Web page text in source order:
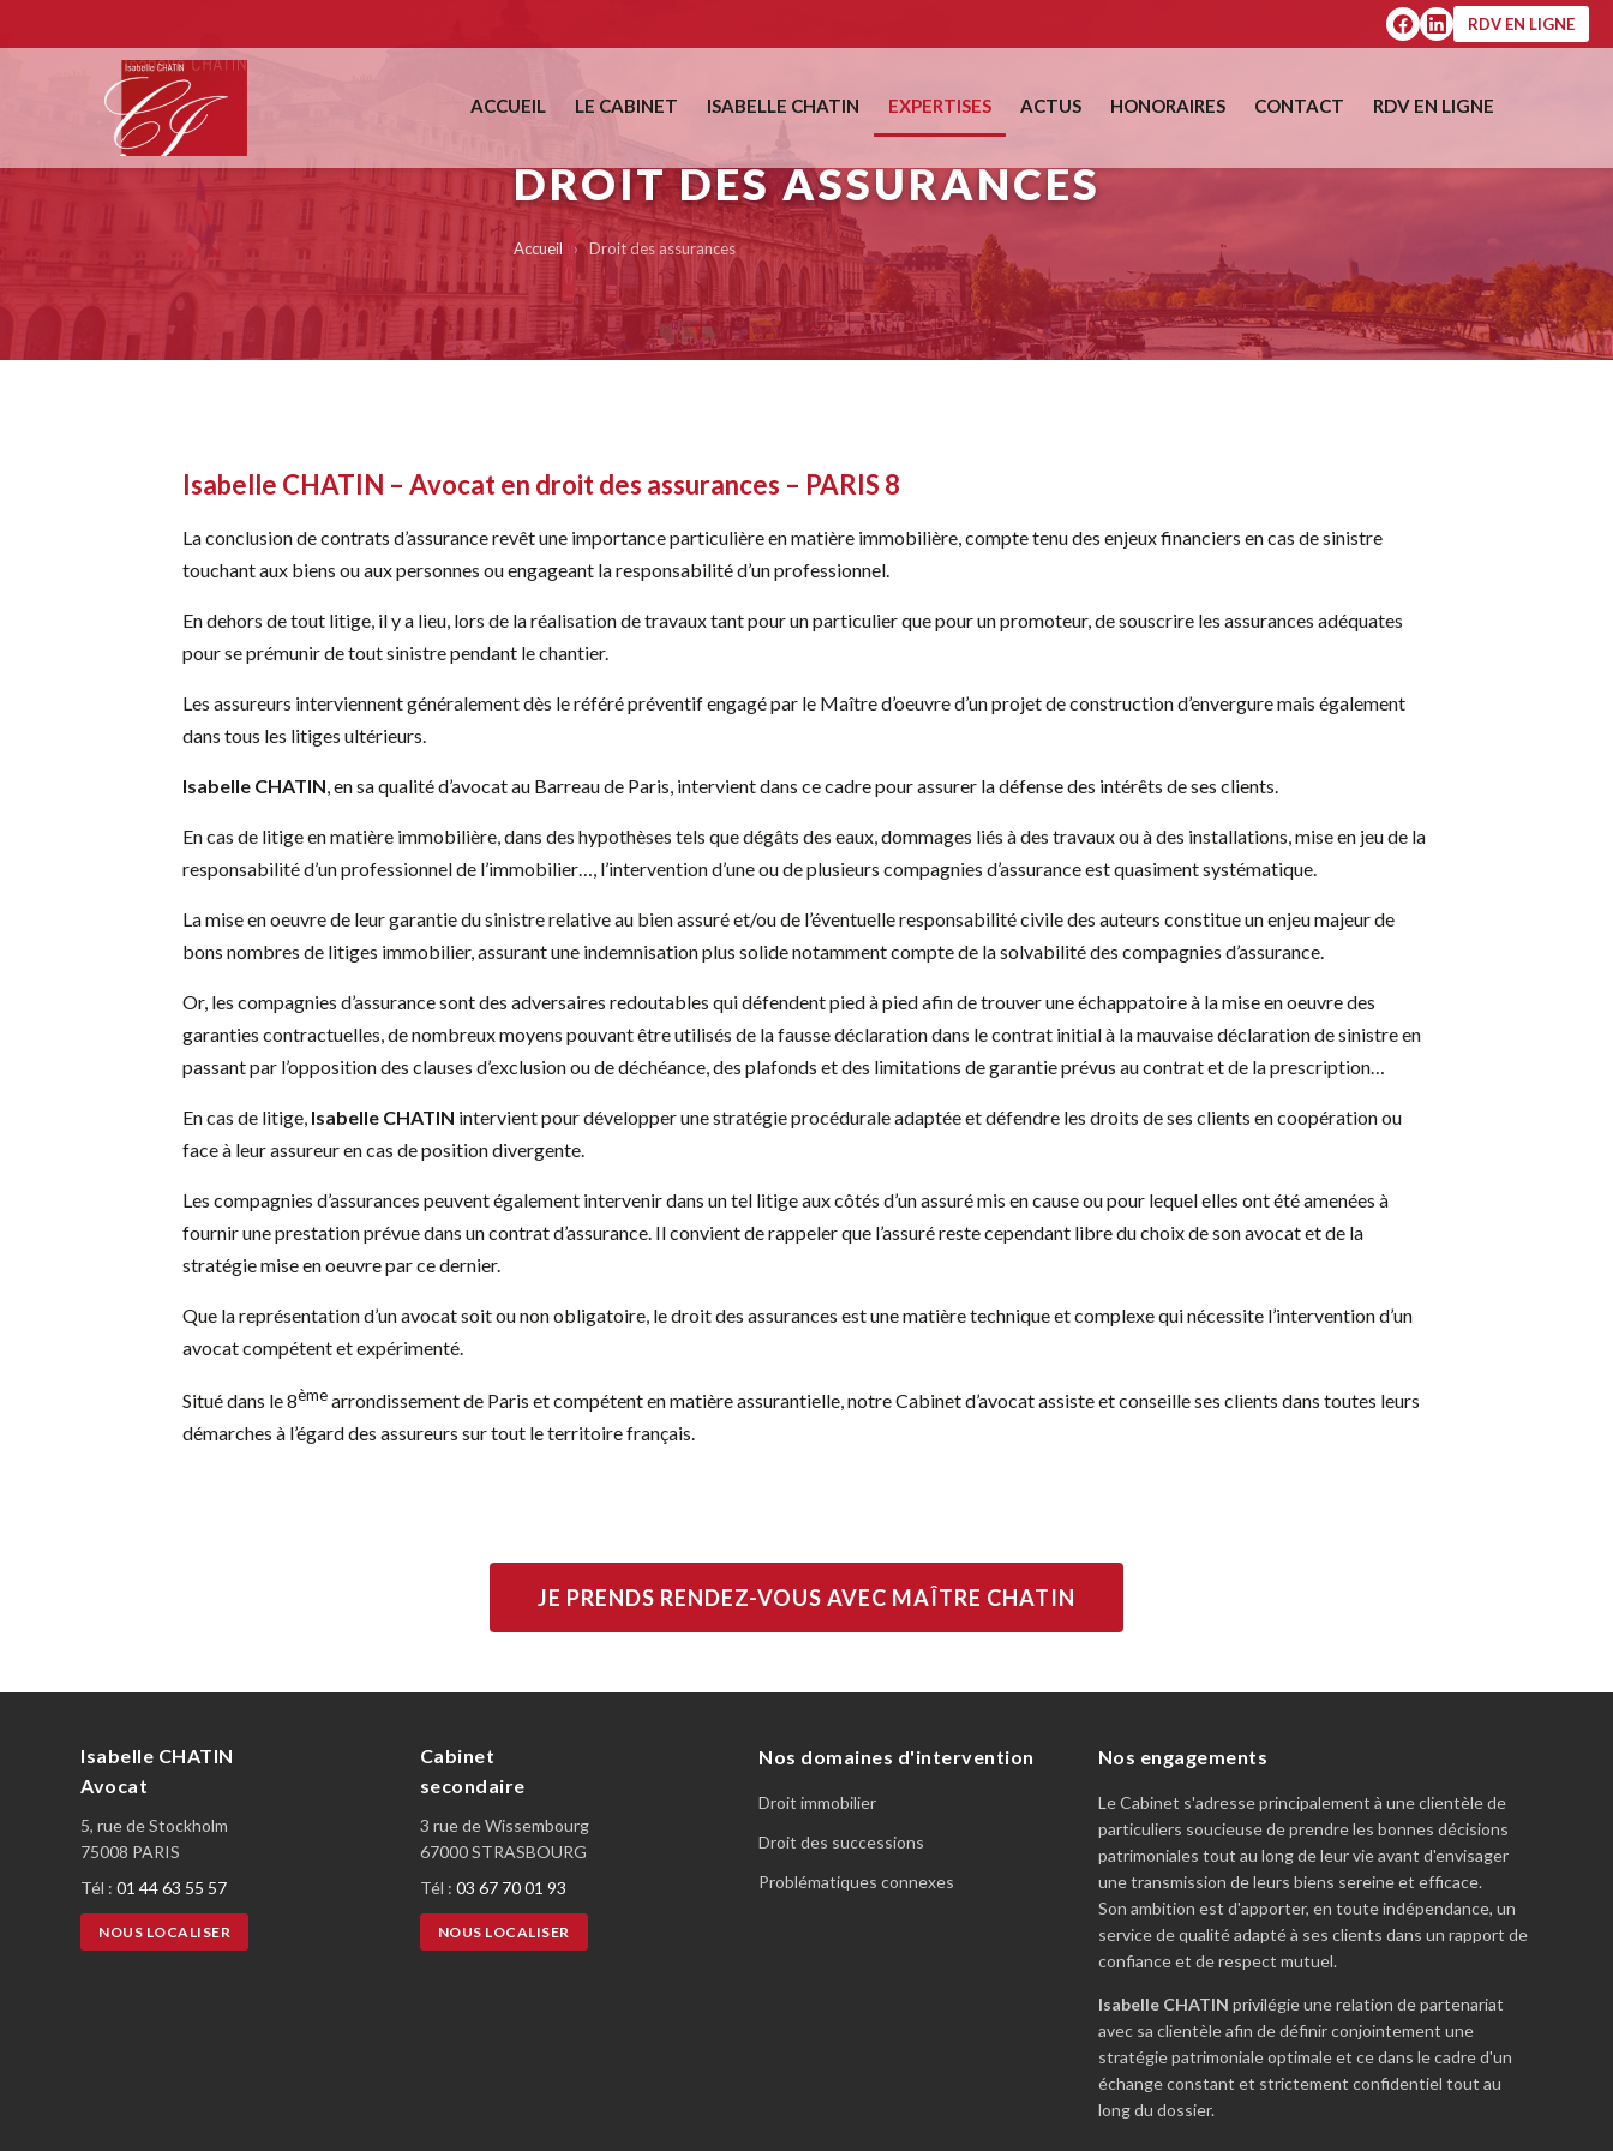
RDV EN LIGNE
ACCUEIL LE CABINET ISABELLE CHATIN EXPERTISES ACTUS HONORAIRES CONTACT RDV EN LIGNE
DROIT DES ASSURANCES
Accueil › Droit des assurances
Isabelle CHATIN – Avocat en droit des assurances – PARIS 8
La conclusion de contrats d’assurance revêt une importance particulière en matière immobilière, compte tenu des enjeux financiers en cas de sinistre
touchant aux biens ou aux personnes ou engageant la responsabilité d’un professionnel.
En dehors de tout litige, il y a lieu, lors de la réalisation de travaux tant pour un particulier que pour un promoteur, de souscrire les assurances adéquates
pour se prémunir de tout sinistre pendant le chantier.
Les assureurs interviennent généralement dès le référé préventif engagé par le Maître d’oeuvre d’un projet de construction d’envergure mais également
dans tous les litiges ultérieurs.
Isabelle CHATIN, en sa qualité d’avocat au Barreau de Paris, intervient dans ce cadre pour assurer la défense des intérêts de ses clients.
En cas de litige en matière immobilière, dans des hypothèses tels que dégâts des eaux, dommages liés à des travaux ou à des installations, mise en jeu de la
responsabilité d’un professionnel de l’immobilier…, l’intervention d’une ou de plusieurs compagnies d’assurance est quasiment systématique.
La mise en oeuvre de leur garantie du sinistre relative au bien assuré et/ou de l’éventuelle responsabilité civile des auteurs constitue un enjeu majeur de
bons nombres de litiges immobilier, assurant une indemnisation plus solide notamment compte de la solvabilité des compagnies d’assurance.
Or, les compagnies d’assurance sont des adversaires redoutables qui défendent pied à pied afin de trouver une échappatoire à la mise en oeuvre des
garanties contractuelles, de nombreux moyens pouvant être utilisés de la fausse déclaration dans le contrat initial à la mauvaise déclaration de sinistre en
passant par l’opposition des clauses d’exclusion ou de déchéance, des plafonds et des limitations de garantie prévus au contrat et de la prescription…
En cas de litige, Isabelle CHATIN intervient pour développer une stratégie procédurale adaptée et défendre les droits de ses clients en coopération ou
face à leur assureur en cas de position divergente.
Les compagnies d’assurances peuvent également intervenir dans un tel litige aux côtés d’un assuré mis en cause ou pour lequel elles ont été amenées à
fournir une prestation prévue dans un contrat d’assurance. Il convient de rappeler que l’assuré reste cependant libre du choix de son avocat et de la
stratégie mise en oeuvre par ce dernier.
Que la représentation d’un avocat soit ou non obligatoire, le droit des assurances est une matière technique et complexe qui nécessite l’intervention d’un
avocat compétent et expérimenté.
Situé dans le 8èmearrondissement de Paris et compétent en matière assurantielle, notre Cabinet d’avocat assiste et conseille ses clients dans toutes leurs
démarches à l’égard des assureurs sur tout le territoire français.
JE PRENDS RENDEZ-VOUS AVEC MAÎTRE CHATIN
Isabelle CHATIN
Avocat
5, rue de Stockholm
75008 PARIS
Tél : 01 44 63 55 57
NOUS LOCALISER
Cabinet
secondaire
3 rue de Wissembourg
67000 STRASBOURG
Tél : 03 67 70 01 93
NOUS LOCALISER
Nos domaines d'intervention
Droit immobilier
Droit des successions
Problématiques connexes
Nos engagements
Le Cabinet s'adresse principalement à une clientèle de
particuliers soucieuse de prendre les bonnes décisions
patrimoniales tout au long de leur vie avant d'envisager
une transmission de leurs biens sereine et efficace.
Son ambition est d'apporter, en toute indépendance, un
service de qualité adapté à ses clients dans un rapport de
confiance et de respect mutuel.
Isabelle CHATIN privilégie une relation de partenariat
avec sa clientèle afin de définir conjointement une
stratégie patrimoniale optimale et ce dans le cadre d'un
échange constant et strictement confidentiel tout au
long du dossier.